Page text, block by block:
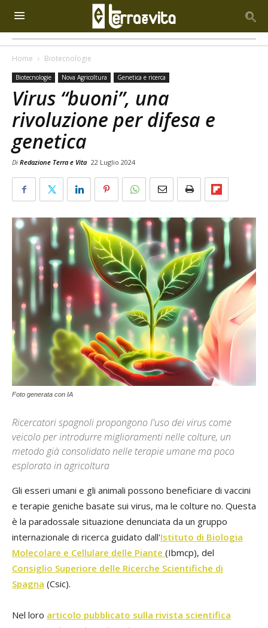
Home Biotecnologie
Biotecnologie Nova Agricoltura Genetica e ricerca
Virus “buoni”, una
rivoluzione per difesa e
genetica
Di Redazione Terra e Vita 22 Luglio 2024
Foto generata con IA
Ricercatori spagnoli propongono l'uso dei virus come
veicolo per introdurre miglioramenti nelle colture, un
metodo già consolidato nelle terapie umane ma poco
esplorato in agricoltura
Gli esseri umani e gli animali possono beneficiare di vaccini
e terapie geniche basate sui virus, ma le colture no. Questa
è la paradossale situazione denunciata da un gruppo
internazionale di ricerca guidato dall'Istituto di Biologia
Molecolare e Cellulare delle Piante (Ibmcp), del
Consiglio Superiore delle Ricerche Scientifiche di
Spagna (Csic).
Nel loro articolo pubblicato sulla rivista scientifica